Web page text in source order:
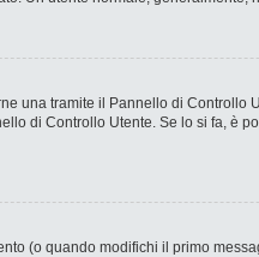
una tramite il Pannello di Controllo
di Controllo Utente. Se lo si fa, è
(o quando modifichi il primo